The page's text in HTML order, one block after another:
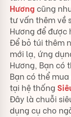
Hương cũng
tư vấn thêm về
Hương để được
Để bỏ túi thêm
mới lạ, ứng
Hương, Bạn có
Bạn có thể
tại hệ thống
Đây là chuỗi
dụng cụ cho